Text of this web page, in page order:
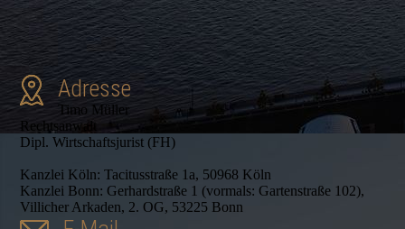
Adresse
Timo Müller
Rechtsanwalt
Dipl. Wirtschaftsjurist (FH)
Kanzlei Köln: Tacitusstraße 1a, 50968 Köln
Kanzlei Bonn: Gerhardstraße 1 (vormals: Gartenstraße 102),
Villicher Arkaden, 2. OG, 53225 Bonn